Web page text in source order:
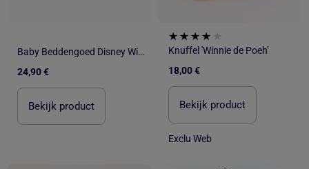
Baby Beddengoed Disney Winnie de Poeh 100x140cm + Kussensloop 40x60cm – Winnie & Teigetje Ballonnen
24,90 €
Bekijk product
Knuffel 'Winnie de Poeh'
18,00 €
Bekijk product
Exclu Web